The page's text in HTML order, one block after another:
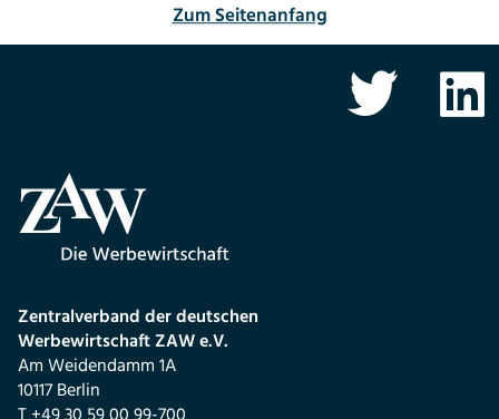
Zum Seitenanfang
Zentralverband der deutschen
Werbewirtschaft ZAW e.V.
Am Weidendamm 1A
10117 Berlin